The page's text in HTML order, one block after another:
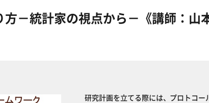
－統計家の視点から－《講師：山
研究計画を立てる際には、プロトコ